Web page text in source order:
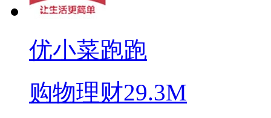
优小菜跑跑
购物理财29.3M